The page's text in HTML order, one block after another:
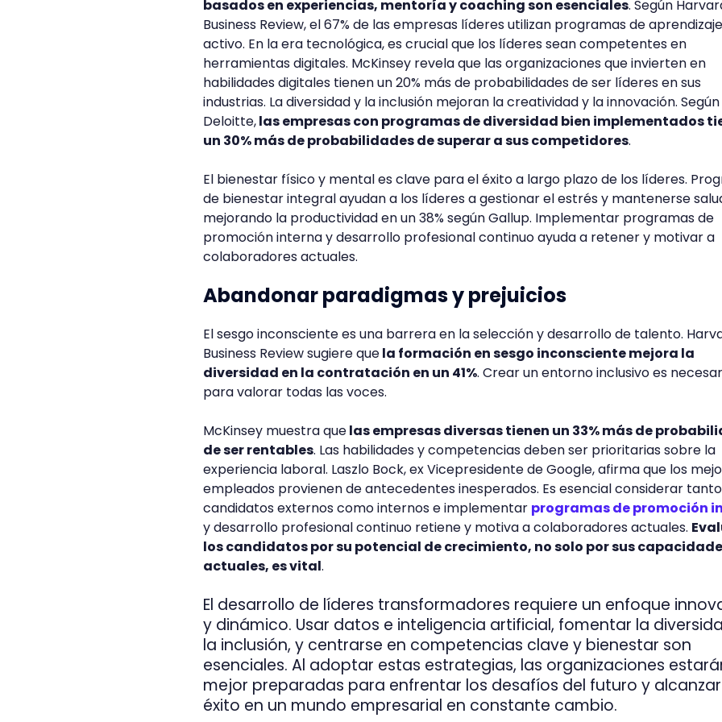
basados en experiencias, mentoría y coaching son esenciales. Según
Business Review, el 67% de las empresas líderes utilizan programas de aprendizaje
activo. En la era tecnológica, es crucial que los líderes sean competentes en
herramientas digitales. McKinsey revela que las organizaciones que invierten en
habilidades digitales tienen un 20% más de probabilidades de ser líderes en sus
industrias. La diversidad y la inclusión mejoran la creatividad y la innovación. Según
Deloitte,las empresas con programas de diversidad bien implementados
un 30% más de probabilidades de superar a sus competidores.
El bienestar físico y mental es clave para el éxito a largo plazo de los líderes.
de bienestar integral ayudan a los líderes a gestionar el estrés y mantenerse
mejorando la productividad en un 38% según Gallup. Implementar programas de
promoción interna y desarrollo profesional continuo ayuda a retener y motivar a
colaboradores actuales.
Abandonar paradigmas y prejuicios
El sesgo inconsciente es una barrera en la selección y desarrollo de talento.
Business Review sugiere quela formación en sesgo inconsciente mejora la
diversidad en la contratación en un 41%. Crear un entorno inclusivo es
para valorar todas las voces.
McKinsey muestra quelas empresas diversas tienen un 33% más de
de ser rentables. Las habilidades y competencias deben ser prioritarias sobre la
experiencia laboral. Laszlo Bock, ex Vicepresidente de Google, afirma que los
empleados provienen de antecedentes inesperados. Es esencial considerar
candidatos externos como internos e implementar programas de promoción
y desarrollo profesional continuo retiene y motiva a colaboradores actuales.
los candidatos por su potencial de crecimiento, no solo por sus
actuales, es vital.
El desarrollo de líderes transformadores requiere un enfoque
y dinámico. Usar datos e inteligencia artificial, fomentar la
la inclusión, y centrarse en competencias clave y bienestar son
esenciales. Al adoptar estas estrategias, las organizaciones
mejor preparadas para enfrentar los desafíos del futuro y
éxito en un mundo empresarial en constante cambio.